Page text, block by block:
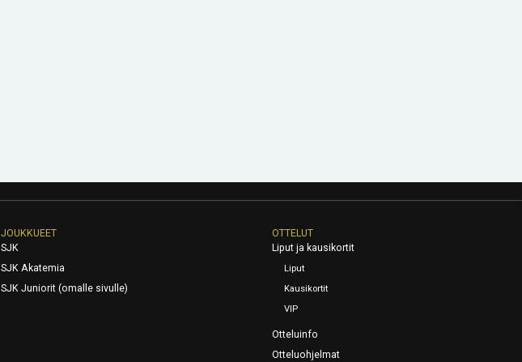
JOUKKUEET
SJK
SJK Akatemia
SJK Juniorit (omalle sivulle)
OTTELUT
Liput ja kausikortit
Liput
Kausikortit
VIP
Otteluinfo
Otteluohjelmat